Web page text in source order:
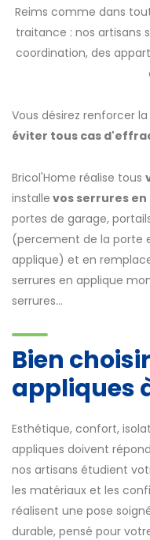
Reims comme dans
traitance : nos artisans
coordination, des
Vous désirez renforcer
éviter tous cas
Bricol'Home réalise tous
installe vos serrures
portes de garage,
(percement de la porte
applique) et en
serrures en applique
serrures...
Bien
appliques
Esthétique, confort,
appliques doivent
nos artisans étudient
les matériaux et les
réalisent une pose
durable, pensé pour